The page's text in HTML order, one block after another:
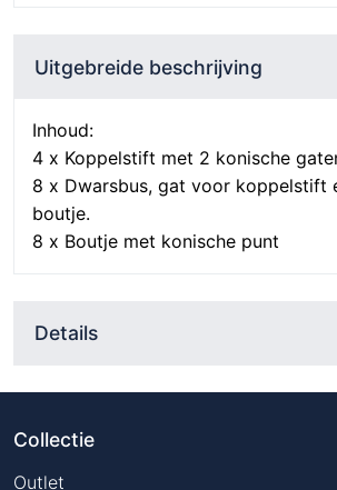
Uitgebreide beschrijving
Inhoud:
4 x Koppelstift met 2 konische
8 x Dwarsbus, gat voor koppelstift
boutje.
8 x Boutje met konische punt
Details
Collectie
Outlet